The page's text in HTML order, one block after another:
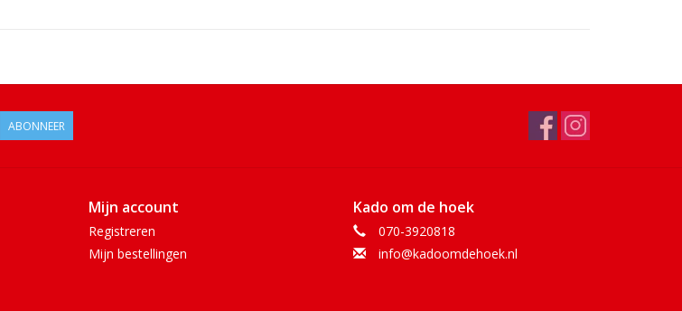
ABONNEER
Mijn account
Registreren
Mijn bestellingen
Kado om de hoek
070-3920818
info@kadoomdehoek.nl